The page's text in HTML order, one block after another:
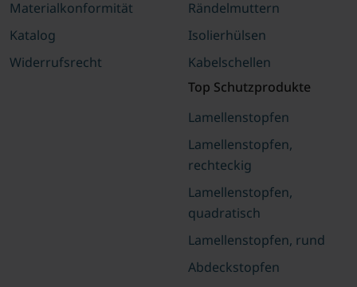
Materialkonformität
Katalog
Widerrufsrecht
Rändelmuttern
Isolierhülsen
Kabelschellen
Top Schutzprodukte
Lamellenstopfen
Lamellenstopfen,
rechteckig
Lamellenstopfen,
quadratisch
Lamellenstopfen, rund
Abdeckstopfen